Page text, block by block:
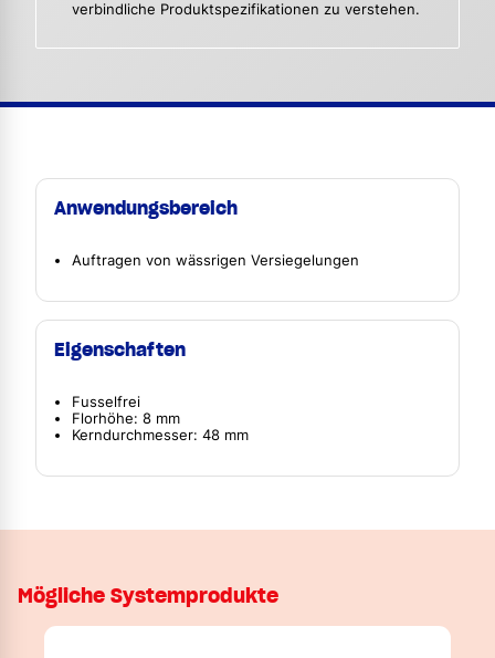
verbindliche Produktspezifikationen zu verstehen.
Anwendungsbereich
Auftragen von wässrigen Versiegelungen
Eigenschaften
Fusselfrei
Florhöhe: 8 mm
Kerndurchmesser: 48 mm
Mögliche Systemprodukte